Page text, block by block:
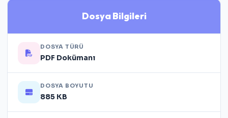
Dosya Bilgileri
DOSYA TÜRÜ
PDF Dokümanı
DOSYA BOYUTU
885 KB